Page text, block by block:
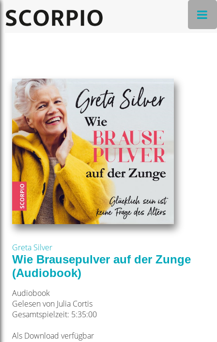
Greta Silver
Wie Brausepulver auf der Zunge
(Audiobook)
Audiobook
Gelesen von Julia Cortis
Gesamtspielzeit: 5:35:00
Als Download verfügbar